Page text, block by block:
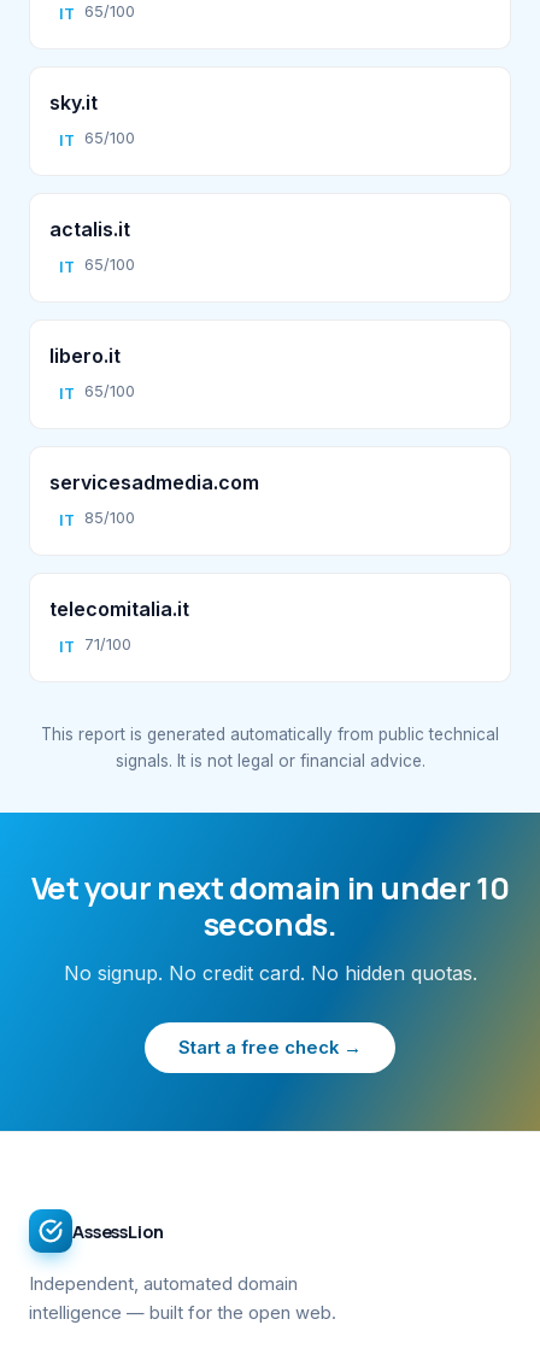
IT 65/100
sky.it
IT 65/100
actalis.it
IT 65/100
libero.it
IT 65/100
servicesadmedia.com
IT 85/100
telecomitalia.it
IT 71/100
This report is generated automatically from public technical
signals. It is not legal or financial advice.
Vet your next domain in under 10
seconds.
No signup. No credit card. No hidden quotas.
Start a free check →
AssessLion
Independent, automated domain
intelligence — built for the open web.